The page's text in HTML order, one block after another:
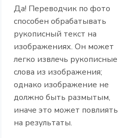
Да! Переводчик по фото
способен обрабатывать
рукописный текст на
изображениях. Он может
легко извлечь рукописные
слова из изображения;
однако изображение не
должно быть размытым,
иначе это может повлиять
на результаты.